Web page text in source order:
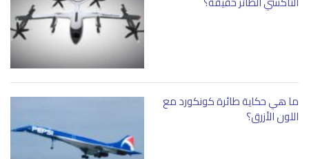
ما هي حكاية طائرة كونكورد مع
اللون الأزرق؟